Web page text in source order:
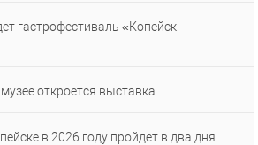
гастрофестиваль «Копейск
откроется выставка
в 2026 году пройдет в два дня